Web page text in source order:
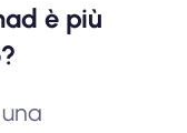
è più